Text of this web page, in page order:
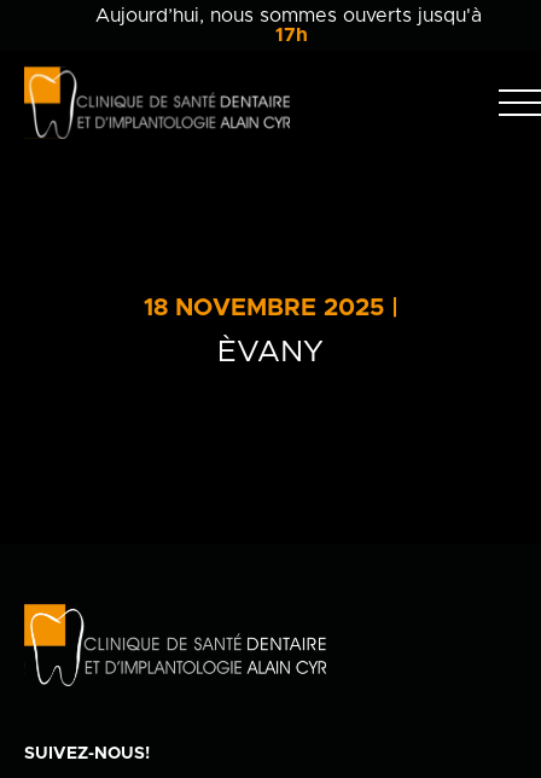
Aujourd’hui, nous sommes ouverts jusqu'à
17h
dentaire
Alain
Cyr
Clinique
en
100 Bd de Mortagne
Boucherville, QC J4B 5M7
450 906-4606
18 NOVEMBRE 2025 |
ÈVANY
SUIVEZ-NOUS!